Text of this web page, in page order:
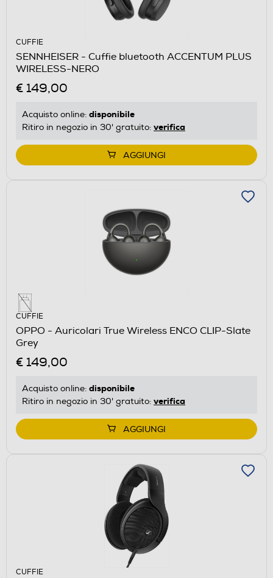
CUFFIE
SENNHEISER - Cuffie bluetooth ACCENTUM PLUS
WIRELESS-NERO
€ 149,00
Acquisto online: disponibile
Ritiro in negozio in 30' gratuito: verifica
AGGIUNGI
CUFFIE
OPPO - Auricolari True Wireless ENCO CLIP-Slate
Grey
€ 149,00
Acquisto online: disponibile
Ritiro in negozio in 30' gratuito: verifica
AGGIUNGI
CUFFIE